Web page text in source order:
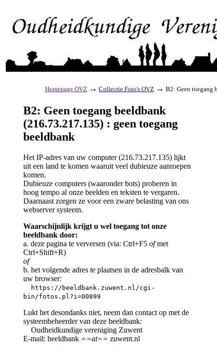
Homepage OVZ → Collectie Foto's OVZ → B2: Geen toegang
B2: Geen toegang beeldbank
(216.73.217.135) : geen toegang
beeldbank
Het IP-adres van uw computer (216.73.217.135) lijkt
uit een land te komen waaruit veel dubieuze aanroepen
komen.
Dubieuze computers (waaronder bots) proberen in
hoog tempo al onze beelden en teksten te vergaren.
Daarnaast zorgen ze voor een zware belasting van ons
webserver systeem.
Waarschijnlijk krijgt u wel toegang tot onze
beeldbank door:
a. deze pagina te verversen (via: Ctrl+F5 ofmet
Ctrl+Shift+R)
of
b. het volgende adres te plaatsen in de adresbalk van
uw browser:
https://beeldbank.zuwent.nl/cgi-
bin/fotos.pl?i=00899
Lukt het desondanks niet, neem dan contact op met de
systeembeheerder van deze beeldbank:
Oudheidkundige vereniging Zuwent
E-mail: beeldbank ==at== zuwent.nl